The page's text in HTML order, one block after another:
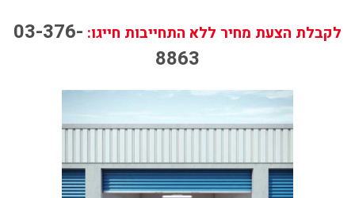
לקבלת הצעת מחיר ללא התחייבות חייגו: 03-376-
8863